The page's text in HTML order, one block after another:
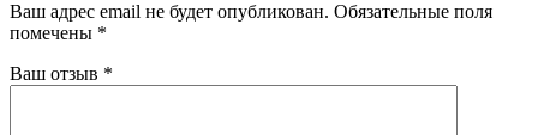
Ваш адрес email не будет опубликован. Обязательные поля
помечены *
Ваш отзыв *